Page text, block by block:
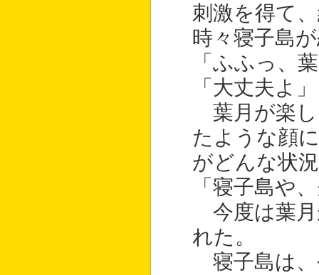
刺激を得て
時々寝子島
「ふふっ、
「大丈夫よ」
葉月が楽し
たような顔
がどんな状
「寝子島や
今度は葉月
れた。
寝子島は、